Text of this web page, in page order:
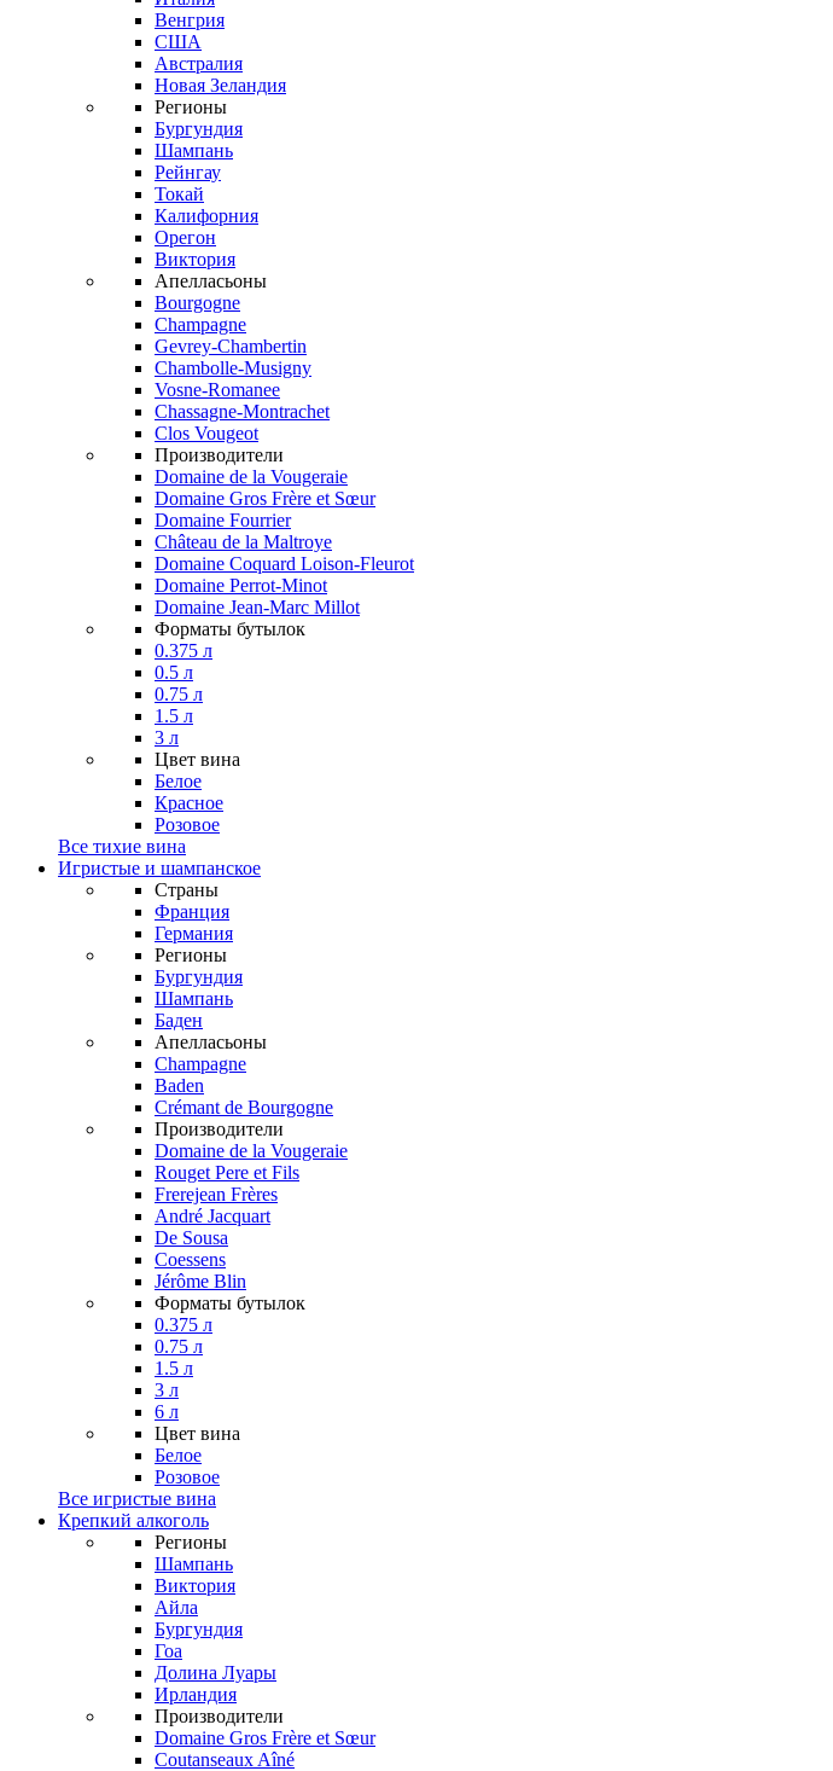
Венгрия
США
Австралия
Новая Зеландия
Регионы
Бургундия
Шампань
Рейнгау
Токай
Калифорния
Орегон
Виктория
Апелласьоны
Bourgogne
Champagne
Gevrey-Chambertin
Chambolle-Musigny
Vosne-Romanee
Chassagne-Montrachet
Clos Vougeot
Производители
Domaine de la Vougeraie
Domaine Gros Frère et Sœur
Domaine Fourrier
Château de la Maltroye
Domaine Coquard Loison-Fleurot
Domaine Perrot-Minot
Domaine Jean-Marc Millot
Форматы бутылок
0.375 л
0.5 л
0.75 л
1.5 л
3 л
Цвет вина
Белое
Красное
Розовое
Все тихие вина
Игристые и шампанское
Страны
Франция
Германия
Регионы
Бургундия
Шампань
Баден
Апелласьоны
Champagne
Baden
Crémant de Bourgogne
Производители
Domaine de la Vougeraie
Rouget Pere et Fils
Frerejean Frères
André Jacquart
De Sousa
Coessens
Jérôme Blin
Форматы бутылок
0.375 л
0.75 л
1.5 л
3 л
6 л
Цвет вина
Белое
Розовое
Все игристые вина
Крепкий алкоголь
Регионы
Шампань
Виктория
Айла
Бургундия
Гоа
Долина Луары
Ирландия
Производители
Domaine Gros Frère et Sœur
Coutanseaux Aîné